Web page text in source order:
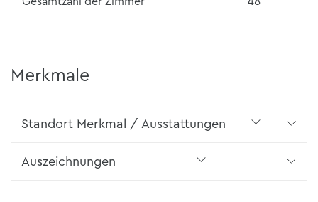
Merkmale
Standort Merkmal / Ausstattungen
Auszeichnungen